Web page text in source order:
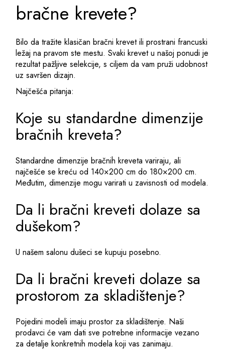
bračne krevete?
Bilo da tražite klasičan bračni krevet ili prostrani francuski
ležaj na pravom ste mestu. Svaki krevet u našoj ponudi je
rezultat pažljive selekcije, s ciljem da vam pruži udobnost
uz savršen dizajn.
Najčešća pitanja:
Koje su standardne dimenzije
bračnih kreveta?
Standardne dimenzije bračnih kreveta variraju, ali
najčešće se kreću od 140×200 cm do 180×200 cm.
Međutim, dimenzije mogu varirati u zavisnosti od modela.
Da li bračni kreveti dolaze sa
dušekom?
U našem salonu dušeci se kupuju posebno.
Da li bračni kreveti dolaze sa
prostorom za skladištenje?
Pojedini modeli imaju prostor za skladištenje. Naši
prodavci će vam dati sve potrebne informacije vezano
za detalje konkretnih modela koji vas zanimaju.